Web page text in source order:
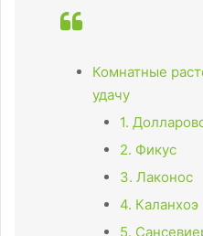
Комнатные
удачу
1.
2. Фикус
3. Лаконос
4. Каланхоэ
5.